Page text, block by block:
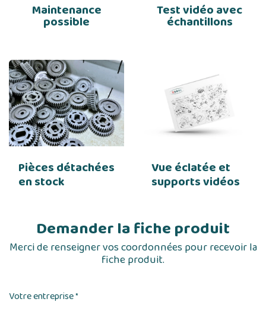
Maintenance
possible
Test vidéo avec
échantillons
Pièces détachées
en stock
Vue éclatée et
supports vidéos
Demander la fiche produit
Merci de renseigner vos coordonnées pour recevoir la
fiche produit.
Votre entreprise*